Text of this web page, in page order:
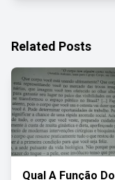
Related Posts
Qual A Função Do